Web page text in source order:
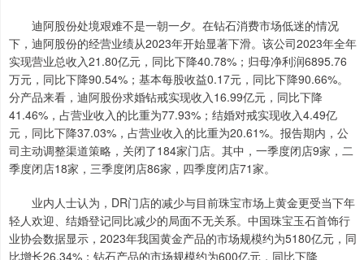
迪阿股份处境艰难不是一朝一夕。在钻石消费市场低迷的情况
下，迪阿股份的经营业绩从2023年开始显著下滑。该公司2023年全年
实现营业总收入21.80亿元，同比下降40.78%；归母净利润6895.76
万元，同比下降90.54%；基本每股收益0.17元，同比下降90.66%。
分产品来看，迪阿股份求婚钻戒实现收入16.99亿元，同比下降
41.46%，占营业收入的比重为77.93%；结婚对戒实现收入4.49亿
元，同比下降37.03%，占营业收入的比重为20.61%。报告期内，公
司主动调整渠道策略，关闭了184家门店。其中，一季度闭店9家，二
季度闭店18家，三季度闭店86家，四季度闭店71家。
业内人士认为，DR门店的减少与目前珠宝市场上黄金更受当下年
轻人欢迎、结婚登记同比减少的局面不无关系。中国珠宝玉石首饰行
业协会数据显示，2023年我国黄金产品的市场规模约为5180亿元，同
比增长26.34%；钻石产品的市场规模约为600亿元，同比下降